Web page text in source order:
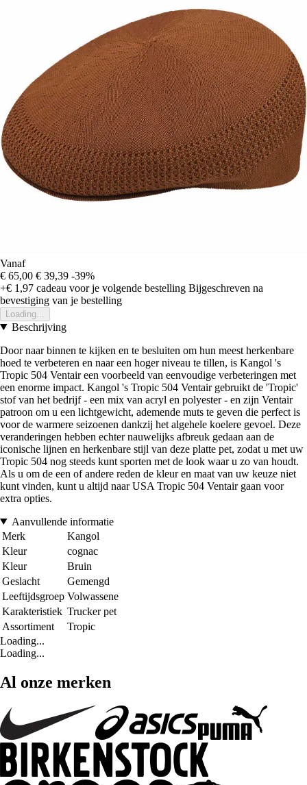
Vanaf
€ 65,00 € 39,39 -39%
+€ 1,97 cadeau voor je volgende bestelling Bijgeschreven na
bevestiging van je bestelling
Loading...
Beschrijving
Door naar binnen te kijken en te besluiten om hun meest herkenbare
hoed te verbeteren en naar een hoger niveau te tillen, is Kangol 's
Tropic 504 Ventair een voorbeeld van eenvoudige verbeteringen met
een enorme impact. Kangol 's Tropic 504 Ventair gebruikt de 'Tropic'
stof van het bedrijf - een mix van acryl en polyester - en zijn Ventair
patroon om u een lichtgewicht, ademende muts te geven die perfect is
voor de warmere seizoenen dankzij het algehele koelere gevoel. Deze
veranderingen hebben echter nauwelijks afbreuk gedaan aan de
iconische lijnen en herkenbare stijl van deze platte pet, zodat u met uw
Tropic 504 nog steeds kunt sporten met de look waar u zo van houdt.
Als u om de een of andere reden de kleur en maat van uw keuze niet
kunt vinden, kunt u altijd naar USA Tropic 504 Ventair gaan voor
extra opties.
Aanvullende informatie
Merk
Kangol
Kleur
cognac
Kleur
Bruin
Geslacht
Gemengd
Leeftijdsgroep Volwassene
Karakteristiek Trucker pet
Assortiment
Tropic
Loading...
Loading...
Al onze merken